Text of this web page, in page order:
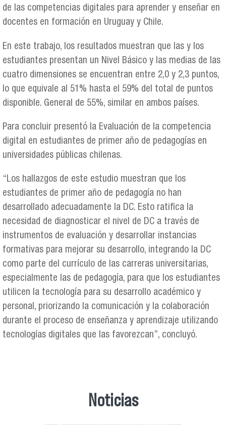
de las competencias digitales para aprender y enseñar en
docentes en formación en Uruguay y Chile.
En este trabajo, los resultados muestran que las y los
estudiantes presentan un Nivel Básico y las medias de las
cuatro dimensiones se encuentran entre 2,0 y 2,3 puntos,
lo que equivale al 51% hasta el 59% del total de puntos
disponible. General de 55%, similar en ambos países.
Para concluir presentó la Evaluación de la competencia
digital en estudiantes de primer año de pedagogías en
universidades públicas chilenas.
“Los hallazgos de este estudio muestran que los
estudiantes de primer año de pedagogía no han
desarrollado adecuadamente la DC. Esto ratifica la
necesidad de diagnosticar el nivel de DC a través de
instrumentos de evaluación y desarrollar instancias
formativas para mejorar su desarrollo, integrando la DC
como parte del currículo de las carreras universitarias,
especialmente las de pedagogía, para que los estudiantes
utilicen la tecnología para su desarrollo académico y
personal, priorizando la comunicación y la colaboración
durante el proceso de enseñanza y aprendizaje utilizando
tecnologías digitales que las favorezcan”, concluyó.
Noticias